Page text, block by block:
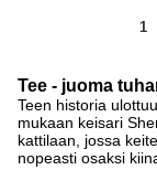
1
Tee - juoma
Teen historia
mukaan keisari
kattilaan, jossa
nopeasti osaksi